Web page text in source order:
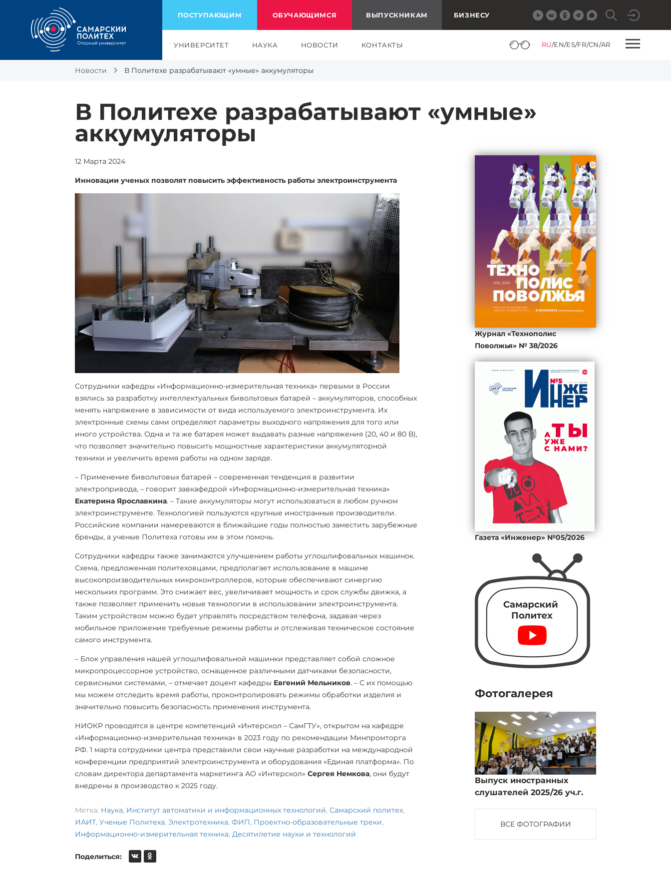
ПОСТУПАЮЩИМ ОБУЧАЮЩИМСЯ ВЫПУСКНИКАМ БИЗНЕСУ
УНИВЕРСИТЕТ НАУКА НОВОСТИ КОНТАКТЫ RU/EN/ES/FR/CN/AR
Новости В Политехе разрабатывают «умные» аккумуляторы
В Политехе разрабатывают «умные»
аккумуляторы
12 Марта 2024
Инновации ученых позволят повысить эффективность работы электроинструмента
Сотрудники кафедры «Информационно-измерительная техника» первыми в России
взялись за разработку интеллектуальных бивольтовых батарей – аккумуляторов, способных
менять напряжение в зависимости от вида используемого электроинструмента. Их
электронные схемы сами определяют параметры выходного напряжения для того или
иного устройства. Одна и та же батарея может выдавать разные напряжения (20, 40 и 80 В),
что позволяет значительно повысить мощностные характеристики аккумуляторной
техники и увеличить время работы на одном заряде.
– Применение бивольтовых батарей – современная тенденция в развитии
электропривода, – говорит завкафедрой «Информационно-измерительная техника»
Екатерина Ярославкина. – Такие аккумуляторы могут использоваться в любом ручном
электроинструменте. Технологией пользуются крупные иностранные производители.
Российские компании намереваются в ближайшие годы полностью заместить зарубежные
бренды, а ученые Политеха готовы им в этом помочь.
Сотрудники кафедры также занимаются улучшением работы углошлифовальных машинок.
Схема, предложенная политеховцами, предполагает использование в машине
высокопроизводительных микроконтроллеров, которые обеспечивают синергию
нескольких программ. Это снижает вес, увеличивает мощность и срок службы движка, а
также позволяет применить новые технологии в использовании электроинструмента.
Таким устройством можно будет управлять посредством телефона, задавая через
мобильное приложение требуемые режимы работы и отслеживая техническое состояние
самого инструмента.
– Блок управления нашей углошлифовальной машинки представляет собой сложное
микропроцессорное устройство, оснащенное различными датчиками безопасности,
сервисными системами, – отмечает доцент кафедры Евгений Мельников. – С их помощью
мы можем отследить время работы, проконтролировать режимы обработки изделия и
значительно повысить безопасность применения инструмента.
НИОКР проводятся в центре компетенций «Интерскол – СамГТУ», открытом на кафедре
«Информационно-измерительная техника» в 2023 году по рекомендации Минпромторга
РФ. 1 марта сотрудники центра представили свои научные разработки на международной
конференции предприятий электроинструмента и оборудования «Единая платформа». По
словам директора департамента маркетинга АО «Интерскол» Сергея Немкова, они будут
внедрены в производство к 2025 году.
Метка: Наука, Институт автоматики и информационных технологий, Самарский политех,
ИАИТ, Ученые Политеха, Электротехника, ФИП, Проектно-образовательные треки,
Информационно-измерительная техника, Десятилетие науки и технологий
Поделиться:
Журнал «Технополис
Поволжья» № 38/2026
Газета «Инженер» №05/2026
Фотогалерея
Выпуск иностранных
слушателей 2025/26 уч.г.
ВСЕ ФОТОГРАФИИ